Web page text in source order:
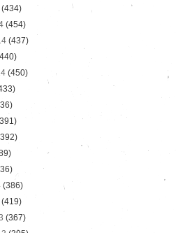
(434)
(454)
(437)
(450)
(386)
(419)
(367)